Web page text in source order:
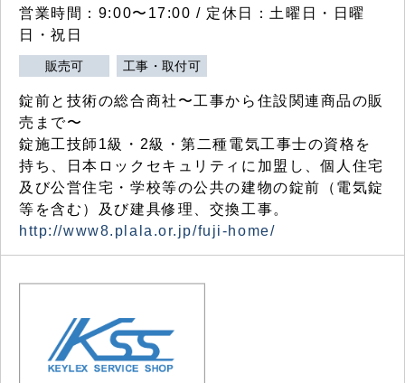
営業時間：9:00〜17:00 / 定休日：土曜日・日曜
日・祝日
販売可 工事・取付可
錠前と技術の総合商社〜工事から住設関連商品の販
売まで〜
錠施工技師1級・2級・第二種電気工事士の資格を
持ち、日本ロックセキュリティに加盟し、個人住宅
及び公営住宅・学校等の公共の建物の錠前（電気錠
等を含む）及び建具修理、交換工事。
http://www8.plala.or.jp/fuji-home/